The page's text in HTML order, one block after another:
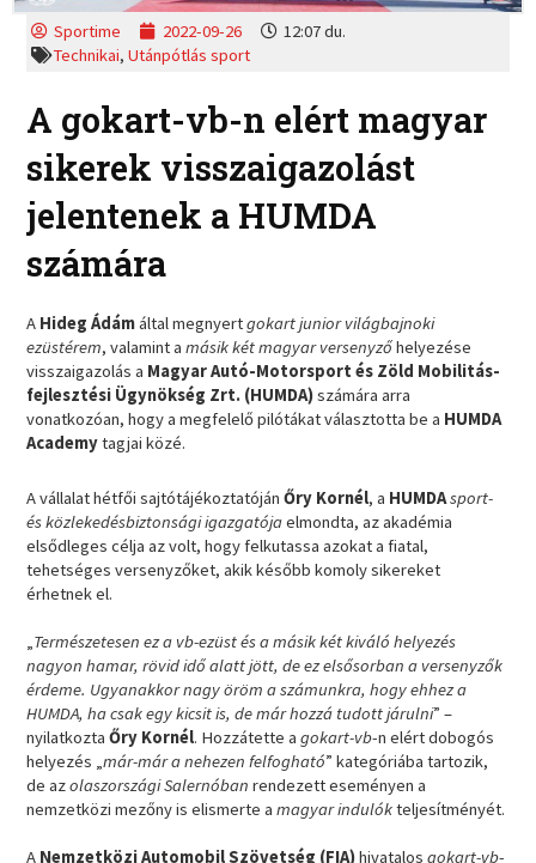
Sportime 2022-09-26
12:07 du.
Technikai,Utánpótlás sport
A gokart-vb-n elért magyar
sikerek visszaigazolást
jelentenek a HUMDA
számára
A Hideg Ádámáltal megnyertgokart junior világbajnoki
ezüstérem, valamint amásik két magyar versenyzőhelyezése
visszaigazolás a Magyar Autó-Motorsport és Zöld Mobilitás-
fejlesztési Ügynökség Zrt. (HUMDA)számára arra
vonatkozóan, hogy a megfelelő pilótákat választotta be a HUMDA
Academytagjai közé.
A vállalat hétfői sajtótájékoztatójánŐry Kornél, a HUMDAsport-
és közlekedésbiztonsági igazgatójaelmondta, az akadémia
elsődleges célja az volt, hogy felkutassa azokat a fiatal,
tehetséges versenyzőket, akik később komoly sikereket
érhetnek el.
„Természetesen ez a vb-ezüst és a másik két kiváló helyezés
nagyon hamar, rövid idő alatt jött, de ez elsősorban a versenyzők
érdeme. Ugyanakkor nagy öröm a számunkra, hogy ehhez a
HUMDA, ha csak egy kicsit is, de már hozzá tudott járulni” –
nyilatkoztaŐry Kornél. Hozzátette agokart-vb-n elért dobogós
helyezés „már-már a nehezen felfogható” kategóriába tartozik,
de azolaszországi Salernóban rendezett eseményen a
nemzetközi mezőny is elismerte amagyar indulókteljesítményét.
A Nemzetközi Automobil Szövetség (FIA)hivatalos gokart-vb-